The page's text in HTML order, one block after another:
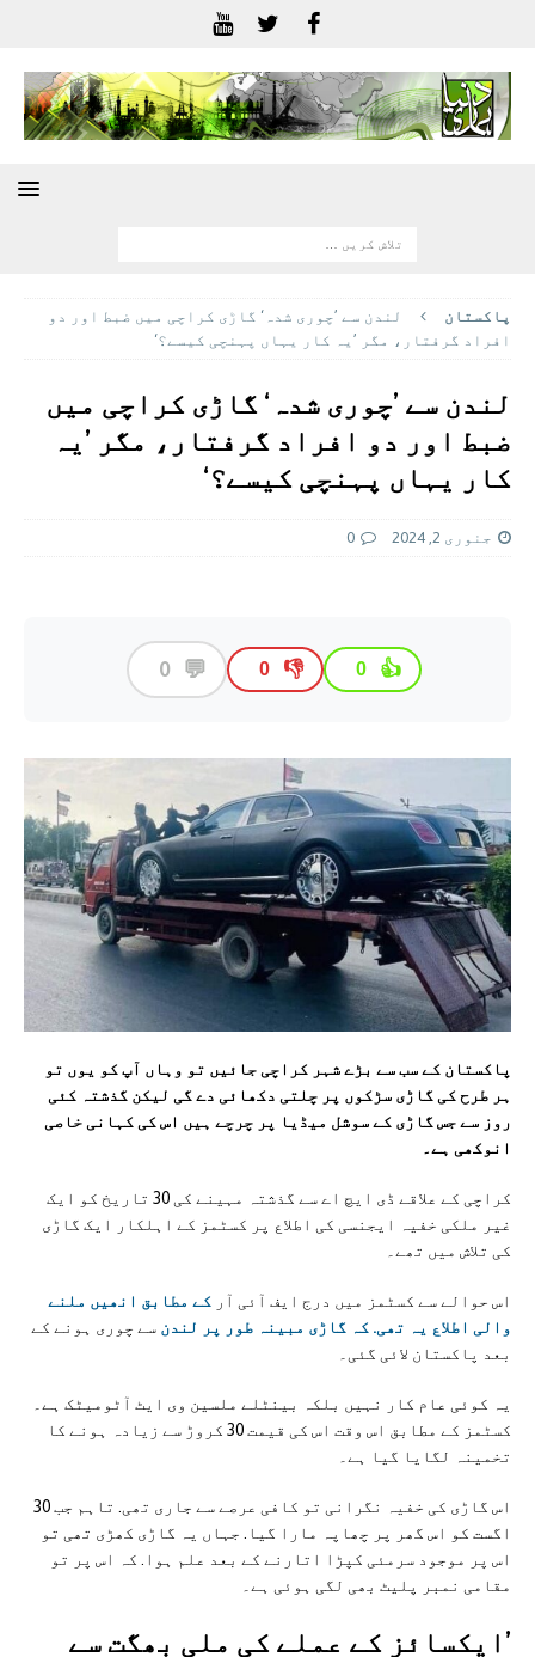
پاکستان
لندن سے ’چوری شدہ‘ گاڑی کراچی میں ضبط اور دو
افراد گرفتار، مگر ’یہ کار یہاں پہنچی کیسے؟‘
لندن سے ’چوری شدہ‘ گاڑی کراچی میں
ضبط اور دو افراد گرفتار، مگر ’یہ
کار یہاں پہنچی کیسے؟‘
جنوری 2, 2024 0
👍
0
👎
0
💬
0
پاکستان کے سب سے بڑے شہر کراچی جائیں تو وہاں آپ کو یوں تو
ہر طرح کی گاڑی سڑکوں پر چلتی دکھائی دے گی لیکن گذشتہ کئی
روز سے جس گاڑی کے سوشل میڈیا پر چرچے ہیں اس کی کہانی خاصی
انوکھی ہے۔
کراچی کے علاقے ڈی ایچ اے سے گذشتہ مہینے کی 30 تاریخ کو ایک
غیر ملکی خفیہ ایجنسی کی اطلاع پر کسٹمز کے اہلکار ایک گاڑی
کی تلاش میں تھے۔
اس حوالے سے کسٹمز میں درج ایف آئی آر کے مطابق انھیں ملنے
والی اطلاع یہ تھی. کہ گاڑی مبینہ طور پر لندن سے چوری ہونے کے
بعد پاکستان لائی گئی۔
یہ کوئی عام کار نہیں بلکہ بینٹلے ملسین وی ایٹ آٹومیٹک ہے۔
کسٹمز کے مطابق اس وقت اس کی قیمت 30 کروڑ سے زیادہ ہونے کا
تخمینہ لگایا گیا ہے۔
اس گاڑی کی خفیہ نگرانی تو کافی عرصے سے جاری تھی. تاہم جب 30
اگست کو اس گھر پر چھاپہ مارا گیا. جہاں یہ گاڑی کھڑی تھی تو
اس پر موجود سرمئی کپڑا اتارنے کے بعد علم ہوا. کہ اس پر تو
مقامی نمبر پلیٹ بھی لگی ہوئی ہے۔
’ایکسائز کے عملے کی ملی بھگت سے